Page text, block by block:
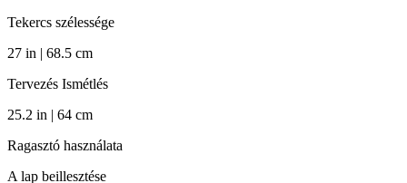
Tekercs szélessége
27 in | 68.5 cm
Tervezés Ismétlés
25.2 in | 64 cm
Ragasztó használata
A lap beillesztése